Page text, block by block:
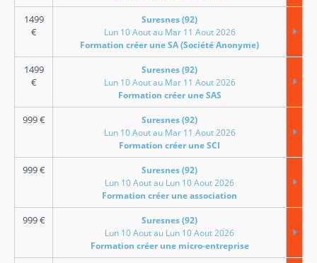
1499
€
Suresnes (92)
Lun 10 Aout au Mar 11 Aout 2026
Formation créer une SA (Société Anonyme)
1499
€
Suresnes (92)
Lun 10 Aout au Mar 11 Aout 2026
Formation créer une SAS
999€
Suresnes (92)
Lun 10 Aout au Mar 11 Aout 2026
Formation créer une SCI
999€
Suresnes (92)
Lun 10 Aout au Lun 10 Aout 2026
Formation créer une association
999€
Suresnes (92)
Lun 10 Aout au Lun 10 Aout 2026
Formation créer une micro-entreprise